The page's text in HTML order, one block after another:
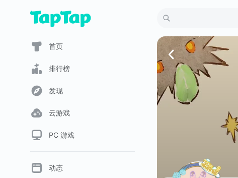
首页
排行榜
发现
云游戏
PC 游戏
动态